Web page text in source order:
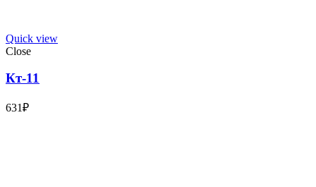
Quick view
Close
Кт-11
631₽